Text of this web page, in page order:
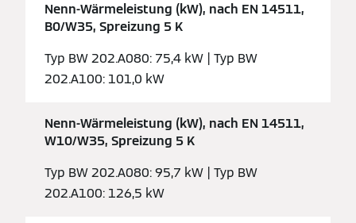
Nenn-Wärmeleistung (kW), nach EN 14511,
B0/W35, Spreizung 5 K
Typ BW 202.A080: 75,4 kW | Typ BW
202.A100: 101,0 kW
Nenn-Wärmeleistung (kW), nach EN 14511,
W10/W35, Spreizung 5 K
Typ BW 202.A080: 95,7 kW | Typ BW
202.A100: 126,5 kW